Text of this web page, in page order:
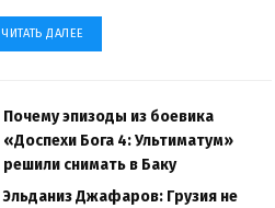
ЧИТАТЬ ДАЛЕЕ
Почему эпизоды из боевика
«Доспехи Бога 4: Ультиматум»
решили снимать в Баку
Эльданиз Джафаров: Грузия не